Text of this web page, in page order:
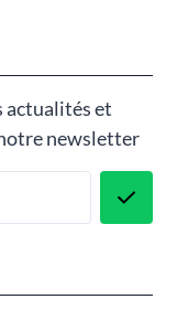
actualités et
newsletter